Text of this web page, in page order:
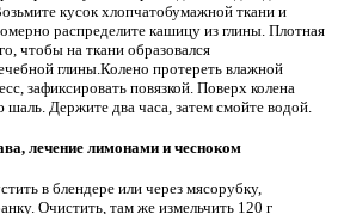
кусок хлопчатобумажной ткани и
распределите кашицу из глины. Плотная
чтобы на ткани образовался
глины.Колено протереть влажной
зафиксировать повязкой. Поверх колена
Держите два часа, затем смойте водой.
лечение лимонами и чесноком
в блендере или через мясорубку,
Очистить, там же измельчить 120 г